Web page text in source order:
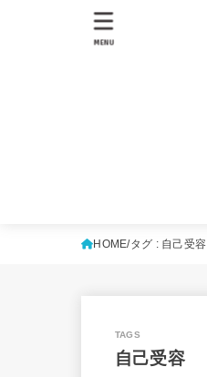
MENU
HOME タグ : 自己受容
自己受容